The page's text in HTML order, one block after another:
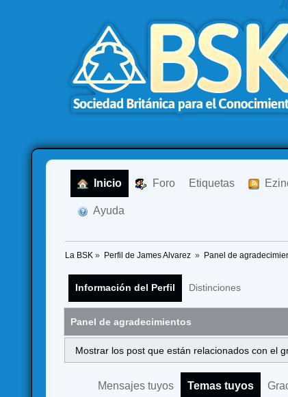
Inicio Foro Etiquetas
Ayuda
La BSK » Perfil de James Alvarez » Panel de
Información del Perfil Distinciones
Panel de agradecimientos
Mostrar los post que están relacionados con el
Mensajes tuyos Temas tuyos